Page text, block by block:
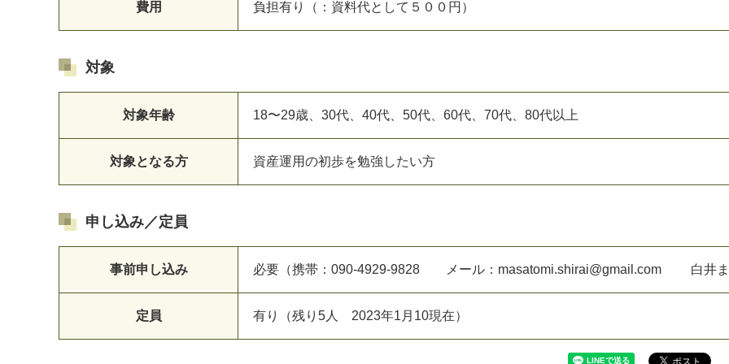
費用 負担有り（：資料代として５００円）
対象
対象年齢 18〜29歳、30代、40代、50代、60代、70代、80代以上
対象となる方 資産運用の初歩を勉強したい方
申し込み／定員
事前申し込み 必要（携帯：090-4929-9828 メール：masatomi.shirai@gmail.com 白井
定員 有り（残り5人 2023年1月10現在）